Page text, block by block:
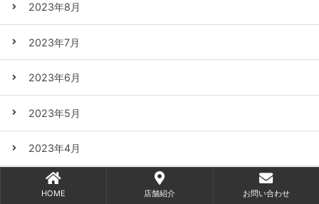
2023年8月
2023年7月
2023年6月
2023年5月
2023年4月
2023年3月
HOME 店舗紹介 お問い合わせ